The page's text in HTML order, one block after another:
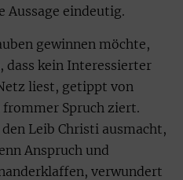
Aussage eindeutig.
gewinnen möchte,
dass kein Interessierter
liest, getippt von
Spruch ziert.
Leib Christi ausmacht,
Anspruch und
verwundert